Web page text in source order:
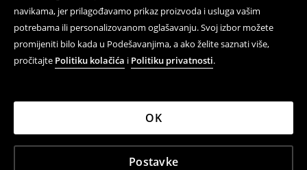
navikama, jer prilagođavamo prikaz proizvoda i usluga vašim
potrebama ili personalizovanom oglašavanju. Svoj izbor možete
promijeniti bilo kada u Podešavanjima, a ako želite saznati više,
pročitajte Politiku kolačića i Politiku privatnosti.
Postavke
OK